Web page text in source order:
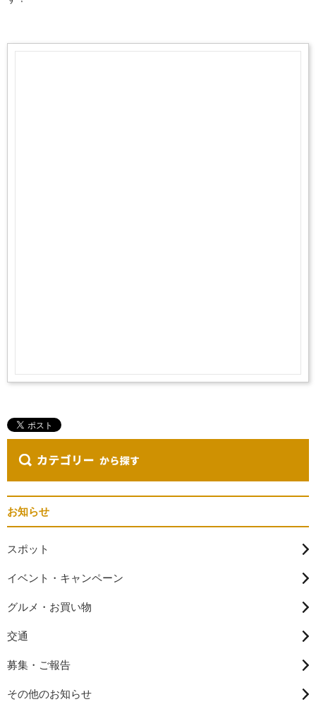
お知らせ
スポット
イベント・キャンペーン
グルメ・お買い物
交通
募集・ご報告
その他のお知らせ